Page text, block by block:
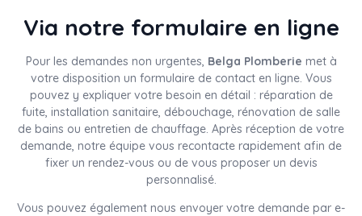
Via notre formulaire en ligne
Pour les demandes non urgentes, Belga Plomberie met à
votre disposition un formulaire de contact en ligne. Vous
pouvez y expliquer votre besoin en détail : réparation de
fuite, installation sanitaire, débouchage, rénovation de salle
de bains ou entretien de chauffage. Après réception de votre
demande, notre équipe vous recontacte rapidement afin de
fixer un rendez-vous ou de vous proposer un devis
personnalisé.
Vous pouvez également nous envoyer votre demande par e-